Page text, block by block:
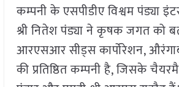
कम्पनी के एसपीडीए विश्वम पंड्या
श्री नितेश पंड्या ने कृषक जगत को
आरएसआर सीड्स कार्पोरेशन,
की प्रतिष्ठित कम्पनी है, जिसके